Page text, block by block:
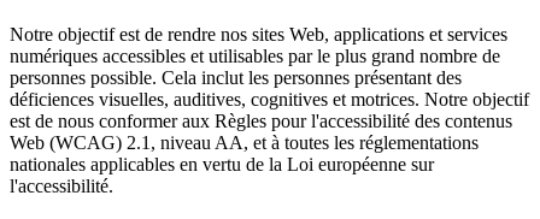
Notre objectif est de rendre nos sites Web, applications et services
numériques accessibles et utilisables par le plus grand nombre de
personnes possible. Cela inclut les personnes présentant des
déficiences visuelles, auditives, cognitives et motrices. Notre objectif
est de nous conformer aux Règles pour l'accessibilité des contenus
Web (WCAG) 2.1, niveau AA, et à toutes les réglementations
nationales applicables en vertu de la Loi européenne sur
l'accessibilité.